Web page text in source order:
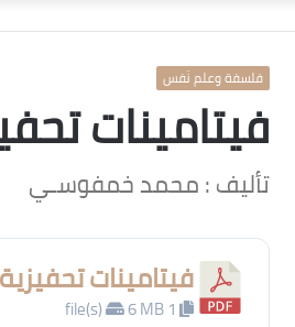
فلسفة وعلم نّفس
فيتامينات
تأليف : محمد خمفوسـي
فيتامينات تحفيزية
6 MB